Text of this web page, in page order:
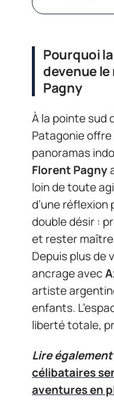
Pourquoi
devenue
Pagny
À la pointe sud
Patagonie
panoramas
Florent Pagny
loin de toute
d’une réflexion
double désir :
et rester
Depuis plus de
ancrage avec
artiste
enfants.
liberté totale,
Lire
célibataires
aventures en